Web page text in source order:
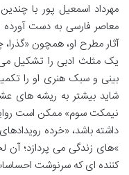
مهرداد اسمعیل پور با
معاصر فارسی به دست آورده
آثار مطرح او، همچون
یک مثلث ادبی را تشکیل
بینی و سبک هنری او را
شاید بیشتر به ریشه های
نیمکت سوم» ممکن است
داشته باشد، «خرده
»های زندگی می پردازد؛
کننده ای که سرنوشت